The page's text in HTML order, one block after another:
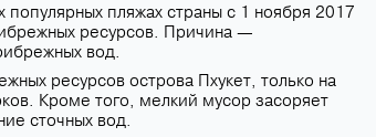
популярных пляжах страны с 1 ноября 2017
ресурсов. Причина —
вод.
ресурсов острова Пхукет, только на
Кроме того, мелкий мусор засоряет
сточных вод.